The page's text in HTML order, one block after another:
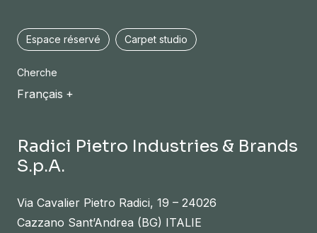
Espace réservé Carpet studio
Cherche
Français
Radici Pietro Industries & Brands
S.p.A.
Via Cavalier Pietro Radici, 19 – 24026
Cazzano Sant’Andrea (BG) ITALIE